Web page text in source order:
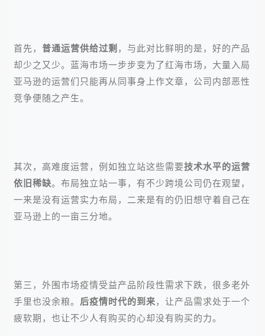
首先， 普通运营供给过剩 ，与此对比鲜明的是，好的产品
却少之又少。蓝海市场一步步变为了红海市场，大量入局
亚马逊的运营们只能再从同事身上作文章，公司内部恶性
竞争便随之产生。
其次，高难度运营，例如独立站这些需要技术水平的运营
依旧稀缺。布局独立站一事，有不少跨境公司仍在观望，
一来是没有运营实力布局，二来是有的仍旧想守着自己在
亚马逊上的一亩三分地。
第三，外围市场疫情受益产品阶段性需求下跌，很多老外
手里也没余粮。 后疫情时代的到来，让产品需求处于一个
疲软期，也让不少人有购买的心却没有购买的力。